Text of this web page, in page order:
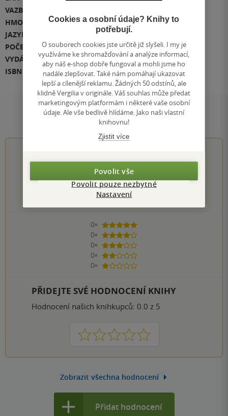
VAZBA
HMOTNOST
284 g
JAZYK
čeština
POČET STRAN
333
VYDÁNÍ
1
ISBN
978-80-7456-000-2
Hodnocení a recenze čtenářů
0.0z5
hodnocení čtenářů
0×
5 hvězdiček
0×
4 hvězdičky
0×
3 hvězdičky
0×
2 hvězdičky
0×
1 hvezdička
PŘIDEJTE SVÉ HODNOCENÍ KNIHY
Hodnocení našich knihkupců: 0.0 z 5
1 2 3 4 5
Zobrazit všechna hodnocení
Přidat hodnocení
Cookies a osobní údaje? Knihy to
potřebují.
O souborech cookies jste určitě již slyšeli. I my je
využíváme ke shromažďování a analýze informací,
aby náš e-shop dobře fungoval a mohli jsme ho
nadále zlepšovat. Také nám pomáhají ukazovat
lepší a cílenější reklamu. Žádných 50 odstínů, ale
klidně Vergilia v originále. Váš souhlas může předat
marketingovým platformám i některé vaše osobní
údaje. Ale vše bedlivě hlídáme. Jako naši vlastní
knihovnu!
Zjistit více
Povolit vše
Povolit pouze nezbytné
Nastavení